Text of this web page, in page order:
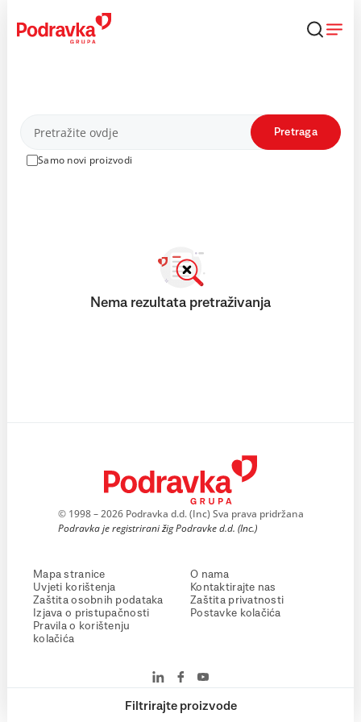
content
Proizvodi
Samo novi proizvodi
Pretraga
Filtrirajte proizvode
Nema rezultata pretraživanja
© 1998 – 2026 Podravka d.d. (Inc) Sva prava pridržana
Podravka je registrirani žig Podravke d.d. (Inc.)
Mapa stranice
Uvjeti korištenja
Zaštita osobnih podataka
Izjava o pristupačnosti
Pravila o korištenju
kolačića
O nama
Kontaktirajte nas
Zaštita privatnosti
Postavke kolačića